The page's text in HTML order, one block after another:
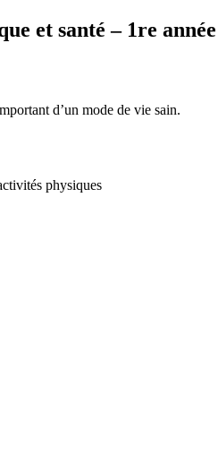
et santé – 1re année
d’un mode de vie sain.
physiques